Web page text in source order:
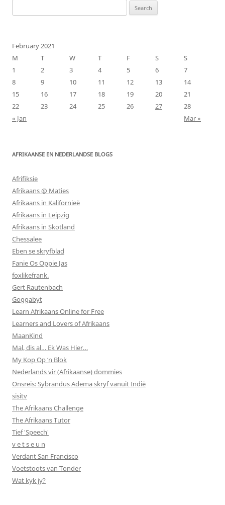
for:
February 2021
M
T W T F S
S
1
2 3 4 5 6
7
8
9 10 11 12 13
14
15
16 17 18 19 20
21
22
23 24 25 26 27
28
« Jan
Mar »
AFRIKAANSE EN NEDERLANDSE BLOGS
Afrifiksie
Afrikaans @ Maties
Afrikaans in Kalifornieë
Afrikaans in Leipzig
Afrikaans in Skotland
Chessalee
Eben se skryfblad
Fanie Os Oppie Jas
foxlikefrank.
Gert Rautenbach
Goggabyt
Learn Afrikaans Online for Free
Learners and Lovers of Afrikaans
MaanKind
Mal, dis al… Ek Was Hier…
My Kop Op ‘n Blok
Nederlands vir (Afrikaanse) dommies
Onsreis: Sybrandus Adema skryf vanuit Indië
sisitv
The Afrikaans Challenge
The Afrikaans Tutor
Tief 'Speech'
v e t s e u n
Verdant San Francisco
Voetstoots van Tonder
Wat kyk jy?